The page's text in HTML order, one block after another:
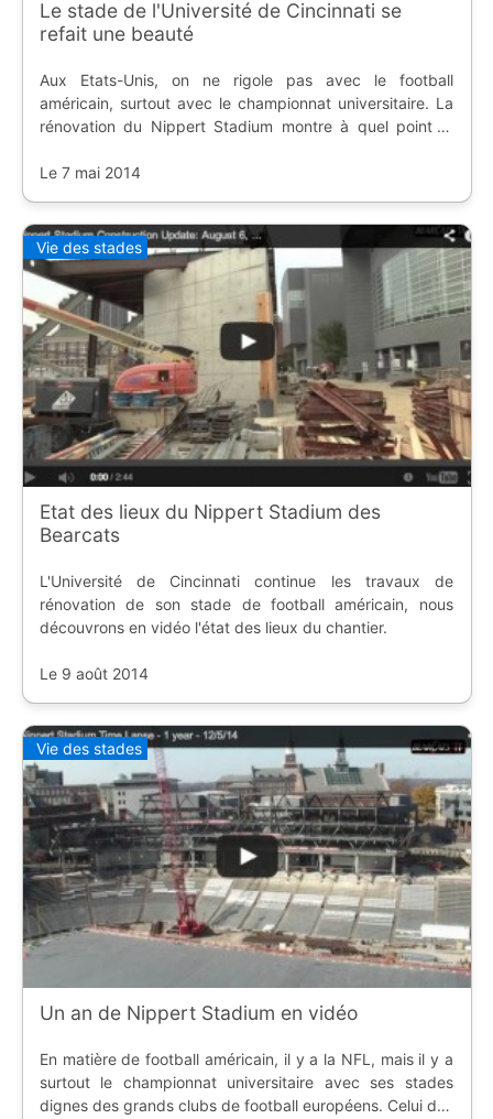
Le stade de l'Université de Cincinnati se
refait une beauté
Aux Etats-Unis, on ne rigole pas avec le football
américain, surtout avec le championnat universitaire. La
rénovation du Nippert Stadium montre à quel point la
Le 7 mai 2014
Vie des stades
Etat des lieux du Nippert Stadium des
Bearcats
L'Université de Cincinnati continue les travaux de
rénovation de son stade de football américain, nous
découvrons en vidéo l'état des lieux du chantier.
Le 9 août 2014
Vie des stades
Un an de Nippert Stadium en vidéo
En matière de football américain, il y a la NFL, mais il y a
surtout le championnat universitaire avec ses stades
dignes des grands clubs de football européens. Celui des